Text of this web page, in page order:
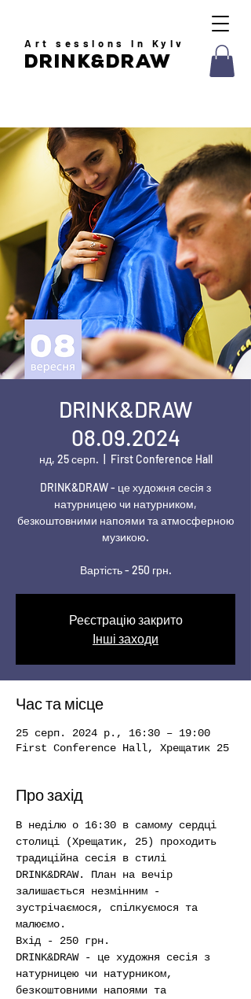
drink&draw
Artsessions in Kyiv
DRINK&DRAW
08.09.2024
нд, 25 серп. First Conference Hall
DRINK&DRAW - це художня сесія з
натурницею чи натурником,
безкоштовними напоями та атмосферною
музикою.
Вартість - 250 грн.
Реєстрацію закрито
Інші заходи
Час та місце
25 серп. 2024 р., 16:30 – 19:00
First Conference Hall, Хрещатик 25
Про захід
В неділю о 16:30 в самому сердці
столиці (Хрещатик, 25) проходить
традиційна сесія в стилі
DRINK&DRAW. План на вечір
залишається незмінним -
зустрічаємося, спілкуємося та
малюємо.
Вхід - 250 грн.
DRINK&DRAW - це художня сесія з
натурницею чи натурником,
безкоштовними напоями та